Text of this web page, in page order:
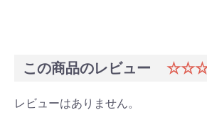
この商品のレビュー
レビューはありません。